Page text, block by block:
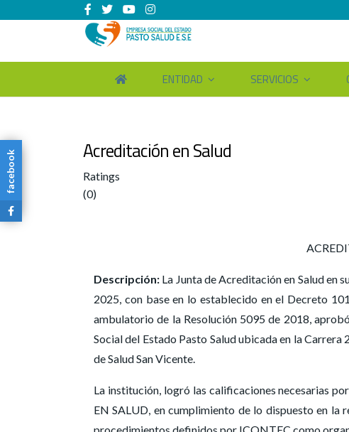
ENTIDAD SERVICIOS
Acreditación en Salud
Ratings
(0)
Descripción: La Junta de Acreditación en Salud en
2025, con base en lo establecido en el Decreto
ambulatorio de la Resolución 5095 de 2018,
Social del Estado Pasto Salud ubicada en la
de Salud San Vicente.
La institución, logró las calificaciones necesarias
EN SALUD, en cumplimiento de lo dispuesto en
facebook